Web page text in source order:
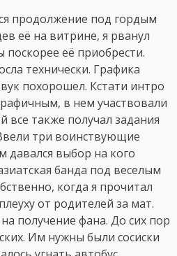
продолжение под гордым
её на витрине, я рванул
поскорее её приобрести.
технически. Графика
похорошел. Кстати интро
в нем участвовали
все также получал задания
три воинствующие
давался выбор на кого
банда под веселым
когда я прочитал
от родителей за мат.
получение фана. До сих пор
Им нужны были сосиски